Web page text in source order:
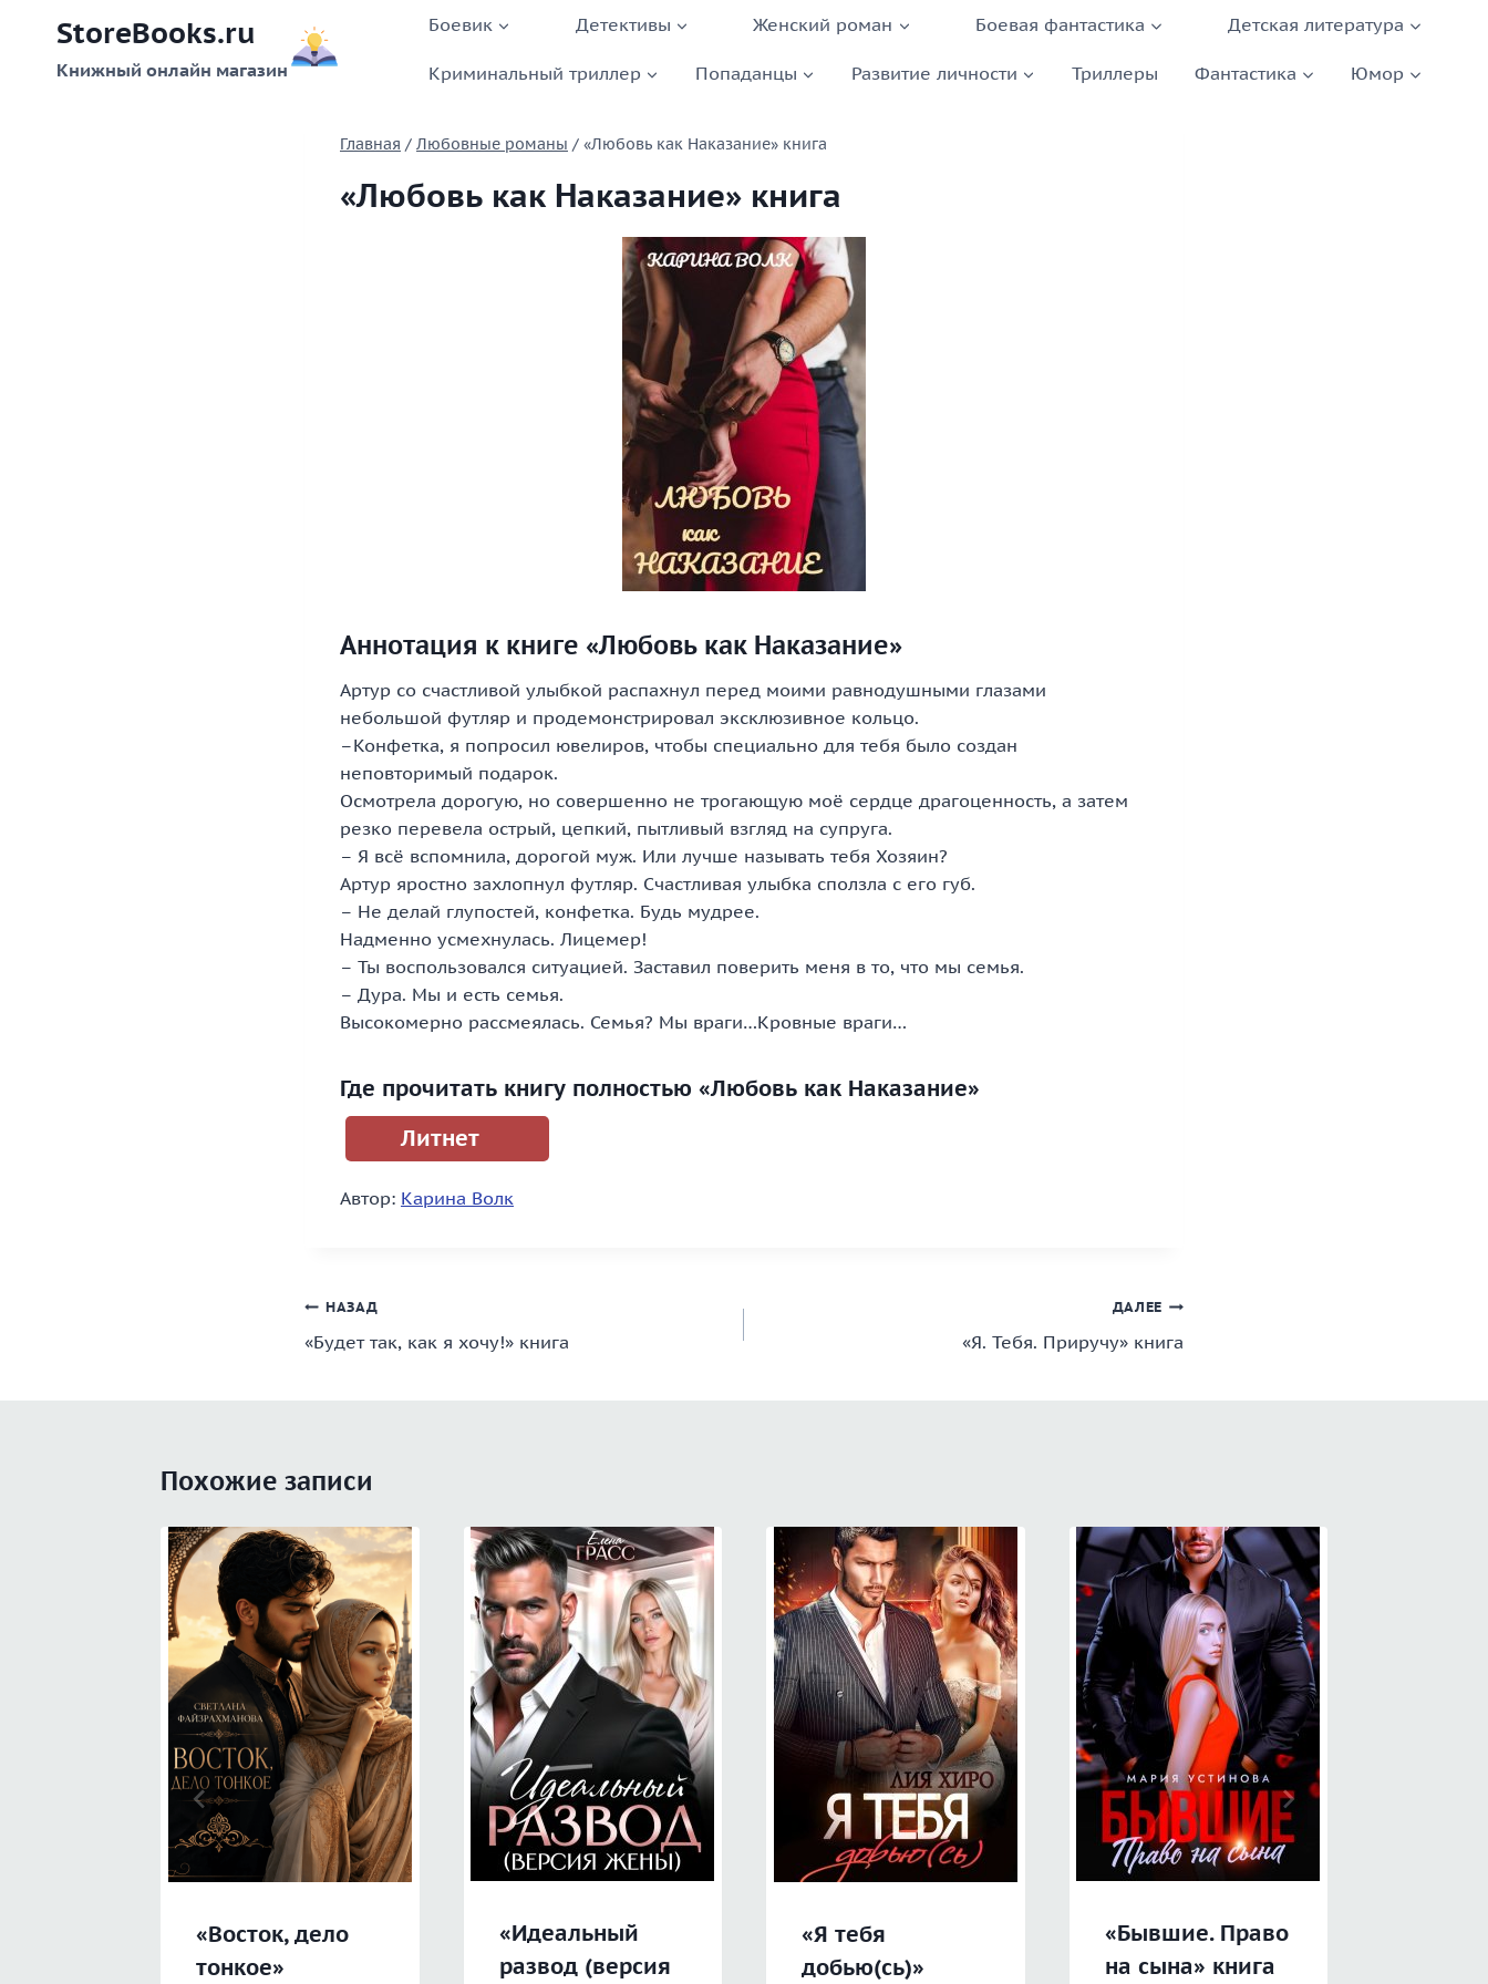
содержимому
StoreBooks.ru
Книжный онлайн магазин
Боевик Детективы Женский роман Боевая фантастика Детская литература
Криминальный триллер Попаданцы Развитие личности Триллеры Фантастика Юмор
Главная / Любовные романы / «Любовь как Наказание» книга
«Любовь как Наказание» книга
Аннотация к книге «Любовь как Наказание»
Артур со счастливой улыбкой распахнул перед моими равнодушными глазами
небольшой футляр и продемонстрировал эксклюзивное кольцо.
–Конфетка, я попросил ювелиров, чтобы специально для тебя было создан
неповторимый подарок.
Осмотрела дорогую, но совершенно не трогающую моё сердце драгоценность, а затем
резко перевела острый, цепкий, пытливый взгляд на супруга.
– Я всё вспомнила, дорогой муж. Или лучше называть тебя Хозяин?
Артур яростно захлопнул футляр. Счастливая улыбка сползла с его губ.
– Не делай глупостей, конфетка. Будь мудрее.
Надменно усмехнулась. Лицемер!
– Ты воспользовался ситуацией. Заставил поверить меня в то, что мы семья.
– Дура. Мы и есть семья.
Высокомерно рассмеялась. Семья? Мы враги…Кровные враги…
Где прочитать книгу полностью «Любовь как Наказание»
Литнет
Автор: Карина Волк
Навигация
по
НАЗАД
«Будет так, как я хочу!» книга
ДАЛЕЕ
«Я. Тебя. Приручу» книга
Похожие записи
«Восток, дело
тонкое»
«Идеальный
развод (версия
«Я тебя
добью(сь)»
«Бывшие. Право
на сына» книга